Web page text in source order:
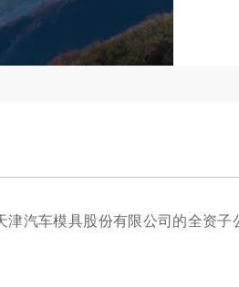
津汽车模具股份有限公司的全资